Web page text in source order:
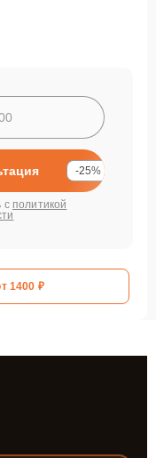
-25%
с политикой
1400 ₽